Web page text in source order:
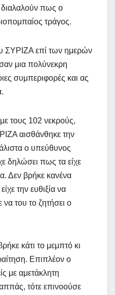
διαλαλούν πως ο
τράγος.
ΣΥΡΙΖΑ επί των ημερών
μια πολύνεκρη
συμπεριφορές και ας
τους 102 νεκρούς,
αισθάνθηκε την
ο υπεύθυνος
δηλώσει πως τα είχε
Δεν βρήκε κανένα
την ευθιξία να
του το ζητήσει ο
κάτι το μεμπτό κι
Επιπλέον ο
με αμετάκλητη
τότε επινοούσε